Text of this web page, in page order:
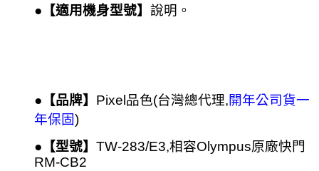
●【適用機身型號】 說明。
●【品牌】 Pixel品色(台灣總代理,開年公司貨一
年保固)
●【型號】 TW-283/E3,相容Olympus原廠快門
RM-CB2